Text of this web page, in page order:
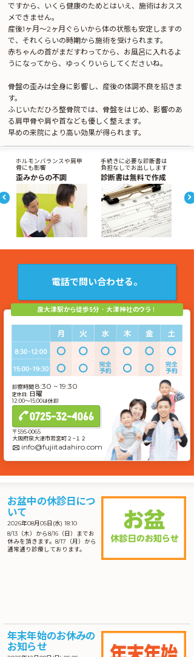
ですから、いくら健康のためとはいえ、施術はおスス
メできません。
産後1ヶ月～2ヶ月ぐらいから体の状態も安定しますの
で、それくらいの時期から施術を受けられます。
赤ちゃんの首がまだすわってから、お風呂に入れるよ
うになってから、ゆっくりいらしてくださいね。
骨盤の歪みは全身に影響し、産後の体調不良を招きま
す。
ふじいただひろ整骨院では、骨盤をはじめ、影響のあ
る肩甲骨や肩や首なども優しく整えます。
早めの来院により高い効果が得られます。
ホルモンバランスや肩甲
骨にも影響
歪みからの不調
手続きに必要な診断書は
負担なしでお出しします
診断書は無料で作成
電話で問い合わせる。
診察時間8:30 ~ 19:30
定休日: 日曜
12:00〜15:00は休診
0725-32-4066
〒595-0065
大阪府泉大津市若宮町２−１２
info@fujiitadahiro.com
お盆中の休診日につ
いて
2026年08月05日(水) 18:10
8/13（木）から8/16（日）までお
休みを頂きます。8/17（月）から
通常通り診療しております。
年末年始のお休みの
お知らせ